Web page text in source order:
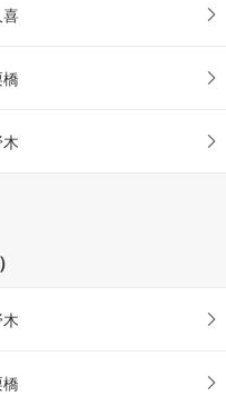
喜